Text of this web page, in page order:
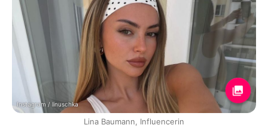
Instagram / linuschka
Lina Baumann, Influencerin